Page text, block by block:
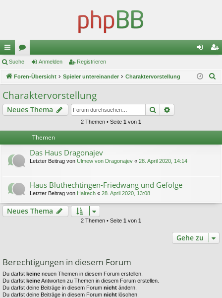
ch
ne
llz
ug
or
en m ist
Suche Anmelden Registrieren
Foren-Übersicht Spieler untereinander Charaktervorstellung
Charaktervorstellung
Neues Thema Suche
2 Themen • Seite 1 von 1
Themen
Das Haus Dragonajev
Letzter Beitrag von Ulmew von Dragonajev « 28. April 2020, 14:14
Haus Bluthechtingen-Friedwang und Gefolge
Letzter Beitrag von Halrech « 28. April 2020, 13:08
Neues Thema
2 Themen • Seite 1 von 1
Gehe zu
Berechtigungen in diesem Forum
Du darfst keine neuen Themen in diesem Forum erstellen.
Du darfst keineAntworten zu Themen in diesem Forum erstellen.
Du darfst deine Beiträge in diesem Forum nicht ändern.
Du darfst deine Beiträge in diesem Forum nicht löschen.